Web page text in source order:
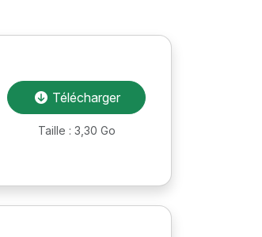
Télécharger
Taille : 3,30 Go